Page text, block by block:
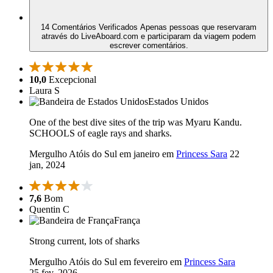
14 Comentários Verificados Apenas pessoas que reservaram
através do LiveAboard.com e participaram da viagem podem
escrever comentários.
10,0 Excepcional
Laura S
Estados Unidos
One of the best dive sites of the trip was Myaru Kandu.
SCHOOLS of eagle rays and sharks.
Mergulho Atóis do Sul em janeiro em Princess Sara 22
jan, 2024
7,6 Bom
Quentin C
França
Strong current, lots of sharks
Mergulho Atóis do Sul em fevereiro em Princess Sara